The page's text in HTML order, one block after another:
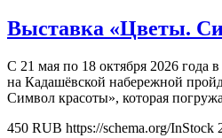
Выставка «Цветы.
С 21 мая по 18 октября 2026 года в
на Кадашёвской набережной
Символ красоты», которая
450 RUB https://schema.org/InStock